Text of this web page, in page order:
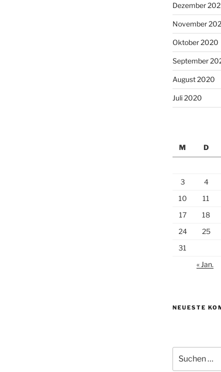
Dezember
November
Oktober 2020
September
August 2020
Juli 2020
M D
3
4
10
11
17
18
24
25
31
« Jan.
NEUESTE
nach: